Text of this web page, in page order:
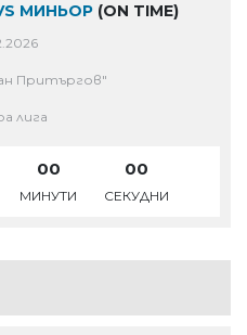
МИНЬОР (ON TIME)
Притъргов"
лига
00
МИНУТИ
00
СЕКУДНИ